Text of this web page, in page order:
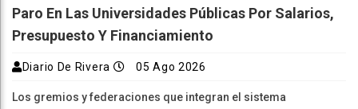
Paro En Las Universidades Públicas Por Salarios,
Presupuesto Y Financiamiento
Diario De Rivera 05 Ago 2026
Los gremios y federaciones que integran el sistema